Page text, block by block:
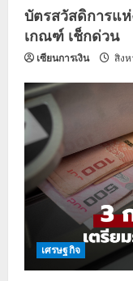
บัตรสวัสดิการแ
เกณฑ์ เช็กด่วน
เซียนการเงิน สิง
เศรษฐกิจ